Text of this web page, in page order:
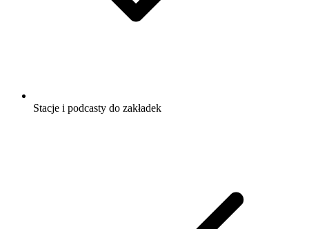
Stacje i podcasty do zakładek